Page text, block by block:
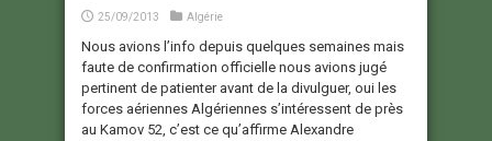
25/09/2013 Algérie
Nous avions l’info depuis quelques semaines mais
faute de confirmation officielle nous avions jugé
pertinent de patienter avant de la divulguer, oui les
forces aériennes Algériennes s’intéressent de près
au Kamov 52, c’est ce qu’affirme Alexandre